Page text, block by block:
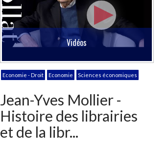
Vidéos
Economie - Droit Economie Sciences économiques
Jean-Yves Mollier -
Histoire des librairies
et de la libr...